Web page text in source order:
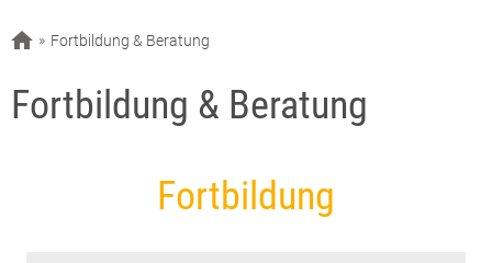
Fortbildung & Beratung
Fortbildung & Beratung
Fortbildung